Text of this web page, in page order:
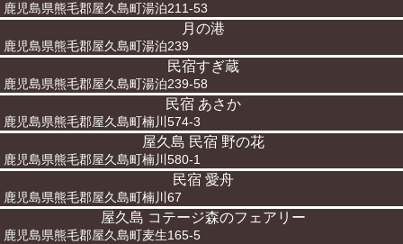
鹿児島県熊毛郡屋久島町湯泊211-53
月の港
鹿児島県熊毛郡屋久島町湯泊239
民宿すぎ蔵
鹿児島県熊毛郡屋久島町湯泊239-58
民宿 あさか
鹿児島県熊毛郡屋久島町楠川574-3
屋久島 民宿 野の花
鹿児島県熊毛郡屋久島町楠川580-1
民宿 愛舟
鹿児島県熊毛郡屋久島町楠川67
屋久島 コテージ森のフェアリー
鹿児島県熊毛郡屋久島町麦生165-5